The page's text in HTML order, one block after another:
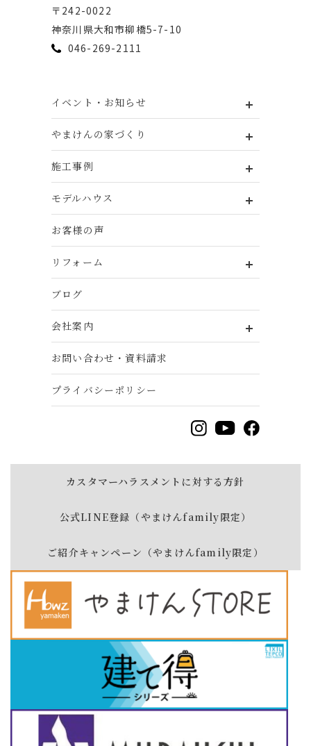
〒242-0022
神奈川県⼤和市柳橋5-7-10
046-269-2111
イベント・お知らせ
やまけんの家づくり
施工事例
モデルハウス
お客様の声
リフォーム
ブログ
会社案内
お問い合わせ・資料請求
プライバシーポリシー
カスタマーハラスメントに対する方針
公式LINE登録（やまけんfamily限定）
ご紹介キャンペーン（やまけんfamily限定）